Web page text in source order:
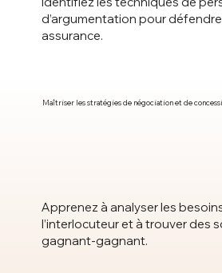
d’argumentation pour
assurance.
Maîtriser les stratégies de négociation et de
Apprenez à analyser les
l’interlocuteur et à trouver des
gagnant-gagnant.